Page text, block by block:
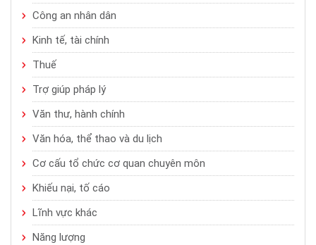
Công an nhân dân
Kinh tế, tài chính
Thuế
Trợ giúp pháp lý
Văn thư, hành chính
Văn hóa, thể thao và du lịch
Cơ cấu tổ chức cơ quan chuyên môn
Khiếu nại, tố cáo
Lĩnh vực khác
Năng lượng